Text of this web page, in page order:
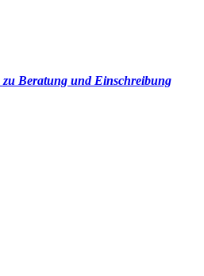
Beratung und Einschreibung